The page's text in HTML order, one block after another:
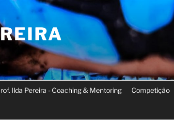
Ilda Pereira - Coaching & Mentoring Competição